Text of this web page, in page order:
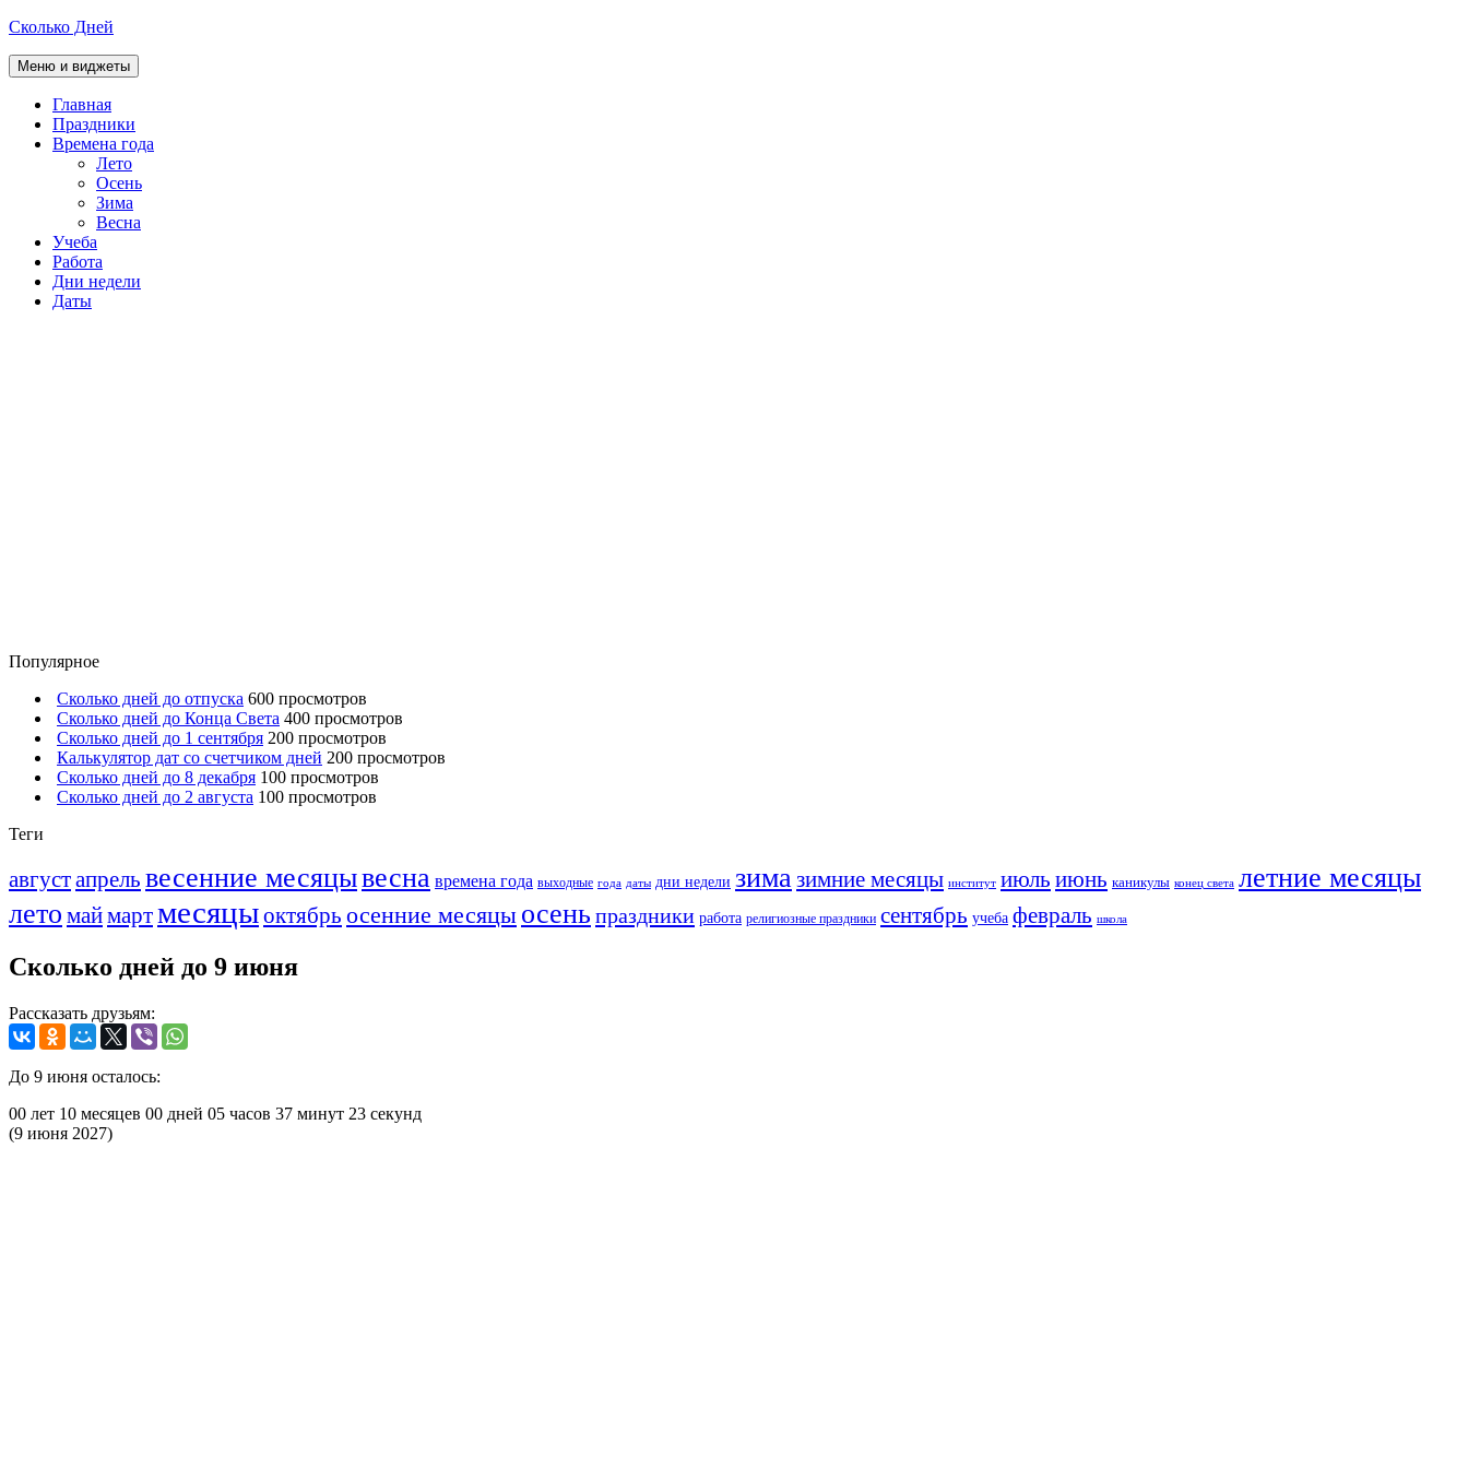
Перейти
содержимому
Сколько Дней
Меню и виджеты
Главная
Праздники
Времена года
Лето
Осень
Зима
Весна
Учеба
Работа
Дни недели
Даты
Популярное
Сколько дней до отпуска 600 просмотров
Сколько дней до Конца Света 400 просмотров
Сколько дней до 1 сентября 200 просмотров
Калькулятор дат со счетчиком дней 200 просмотров
Сколько дней до 8 декабря 100 просмотров
Сколько дней до 2 августа 100 просмотров
Теги
августапрель весенние месяцывесна времена года выходные года даты дни недели зимазимние месяцы институт июль июнь каникулы конец света летние месяцы
лето маймартмесяцыоктябрь осенние месяцы осень праздники работа религиозные праздники сентябрь учеба февраль школа
Сколько дней до 9 июня
Рассказать друзьям:
До 9 июня осталось:
00 лет 10 месяцев 00 дней 05 часов 37 минут 23 секунд
(9 июня 2027)